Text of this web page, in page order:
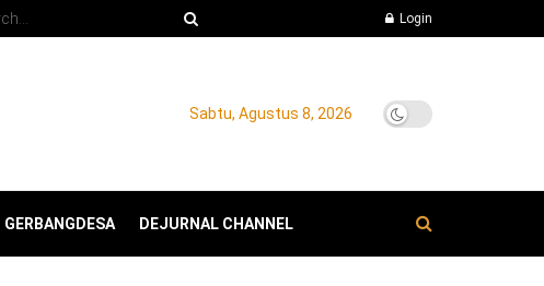
Login
Sabtu, Agustus 8, 2026
GERBANGDESA DEJURNAL CHANNEL